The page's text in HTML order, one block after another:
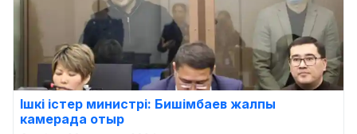
Ішкі істер министрі: Бишімбаев жалпы
камерада отыр